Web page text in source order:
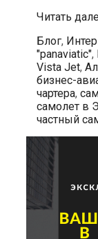
Читать
Рубрики
Блог,
"panaviatic",
Vista Jet,
бизнес-
чартера,
самолет в
частный